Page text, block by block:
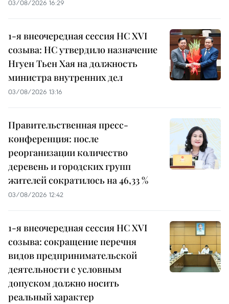
03/08/2026 16:29
1-я внеочередная сессия НС XVI
созыва: НС утвердило назначение
Нгуен Тьен Хая на должность
министра внутренних дел
03/08/2026 13:16
Правительственная пресс-
конференция: после
реорганизации количество
деревень и городских групп
жителей сократилось на 46,33 %
03/08/2026 12:42
1-я внеочередная сессия НС XVI
созыва: сокращение перечня
видов предпринимательской
деятельности с условным
допуском должно носить
реальный характер